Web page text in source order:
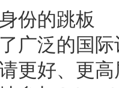
份的跳板
广泛的国
更好、更